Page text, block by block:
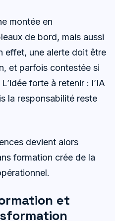
montée en
de bord, mais aussi
effet, une alerte doit être
et parfois contestée si
forte à retenir : l’IA
la responsabilité reste
devient alors
formation crée de la
et